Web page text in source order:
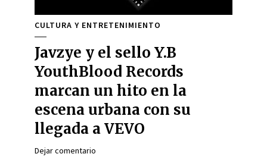
CULTURA Y ENTRETENIMIENTO
Javzye y el sello Y.B
YouthBlood Records
marcan un hito en la
escena urbana con su
llegada a VEVO
Dejar comentario